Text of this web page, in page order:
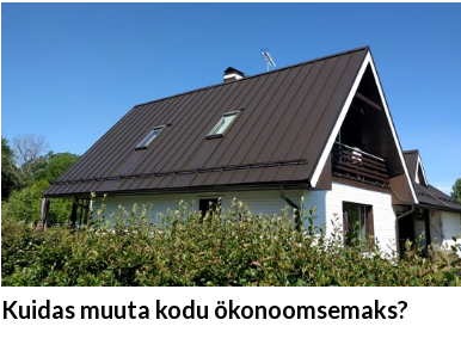
Kuidas muuta kodu ökonoomsemaks?